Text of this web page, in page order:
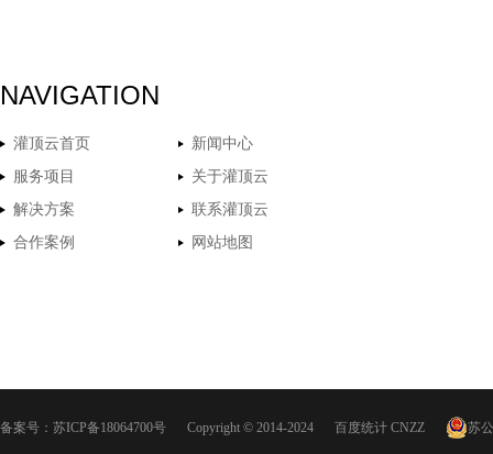
NAVIGATION
灌顶云首页
新闻中心
服务项目
关于灌顶云
解决方案
联系灌顶云
合作案例
网站地图
备案号： 苏ICP备18064700号 Copyright © 2014-2024 百度统计 CNZZ 苏